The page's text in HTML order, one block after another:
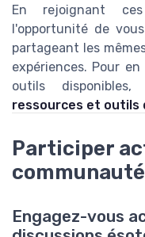
En rejoignant
l'opportunité de
partageant les
expériences. Pour
outils
ressources et outils
Participer
Engagez-vous